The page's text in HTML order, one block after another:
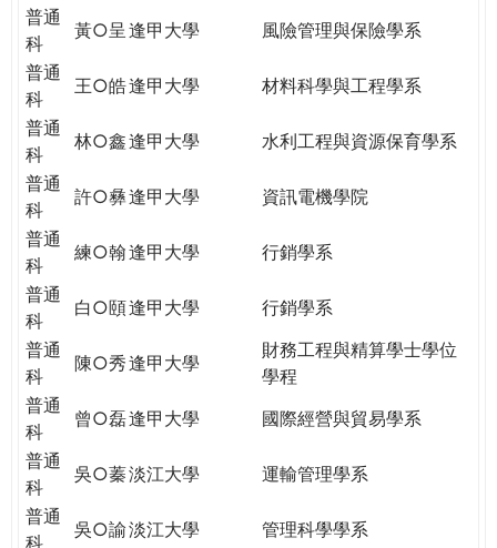
普通
科
黃○呈 逢甲大學
風險管理與保險學系
普通
科
王○皓逢甲大學
材料科學與工程學系
普通
科
林○鑫逢甲大學
水利工程與資源保育學系
普通
科
許○彝逢甲大學
資訊電機學院
普通
科
練○翰逢甲大學
行銷學系
普通
科
白○頤逢甲大學
行銷學系
普通
科
陳○秀逢甲大學
財務工程與精算學士學位
學程
普通
科
曾○磊逢甲大學
國際經營與貿易學系
普通
科
吳○蓁淡江大學
運輸管理學系
普通
科
吳○諭淡江大學
管理科學學系